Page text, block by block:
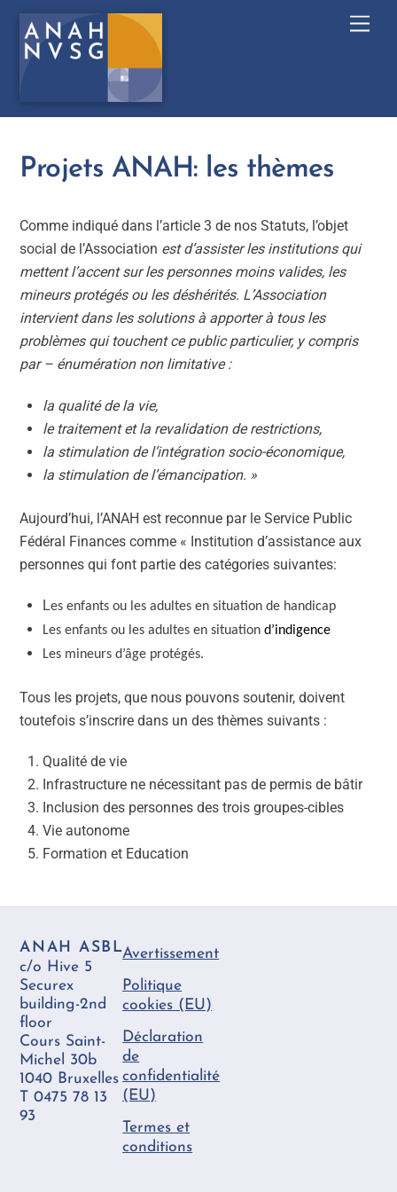
Skip
content
Projets ANAH: les thèmes
Comme indiqué dans l’article 3 de nos Statuts, l’objet
social de l’Association est d’assister les institutions qui
mettent l’accent sur les personnes moins valides, les
mineurs protégés ou les déshérités. L’Association
intervient dans les solutions à apporter à tous les
problèmes qui touchent ce public particulier, y compris
par – énumération non limitative :
la qualité de la vie,
le traitement et la revalidation de restrictions,
la stimulation de l’intégration socio-économique,
la stimulation de l’émancipation. »
Aujourd’hui, l’ANAH est reconnue par le Service Public
Fédéral Finances comme « Institution d’assistance aux
personnes qui font partie des catégories suivantes:
Les enfants ou les adultes en situation de handicap
Les enfants ou les adultes en situation d’indigence
Les mineurs d’âge protégés.
Tous les projets, que nous pouvons soutenir, doivent
toutefois s’inscrire dans un des thèmes suivants :
Qualité de vie
Infrastructure ne nécessitant pas de permis de bâtir
Inclusion des personnes des trois groupes-cibles
Vie autonome
Formation et Education
ANAH ASBL
c/o Hive 5
Securex
building-2nd
floor
Cours Saint-
Michel 30b
1040 Bruxelles
T 0475 78 13
93
Avertissement
Politique
cookies (EU)
Déclaration
de
confidentialité
(EU)
Termes et
conditions